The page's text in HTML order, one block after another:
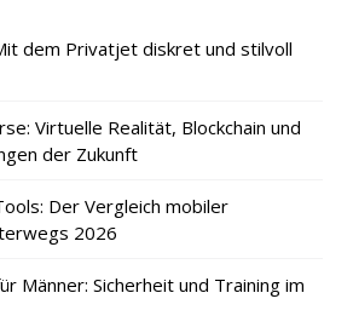
dem Privatjet diskret und stilvoll
Virtuelle Realität, Blockchain und
der Zukunft
Der Vergleich mobiler
2026
Männer: Sicherheit und Training im